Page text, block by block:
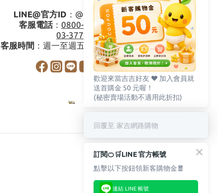
LINE@官方ID ： @gagishop
客服電話： 0800-273795
03-3778587
客服時間 ：週一至週五08:30-17:30
歡迎來當吉吉好友 ♥️ 加入會員就
送首購金 50 元喔！
(秘密賣場活動不適用此折扣)
回覆至 家吉網路購物
訂閱🍊🛒LINE 官方帳號
點擊以下按鈕領新客購物金🧧
連結 LINE 帳號